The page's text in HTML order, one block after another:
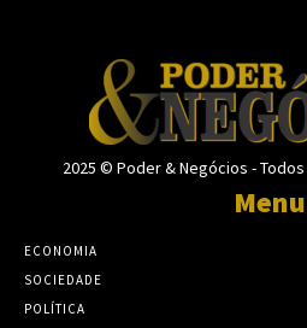
2025 © Poder & Negócios -
Menu
ECONOMIA
SOCIEDADE
POLÍTICA